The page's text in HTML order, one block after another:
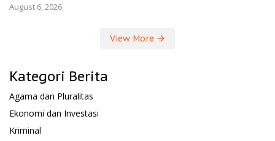
August 6, 2026
View More
Kategori Berita
Agama dan Pluralitas
Ekonomi dan Investasi
Kriminal